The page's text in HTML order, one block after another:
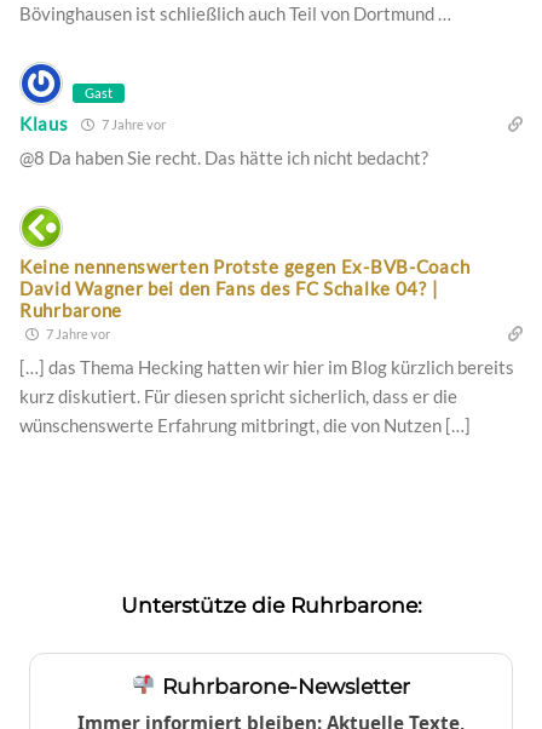
Bövinghausen ist schließlich auch Teil von Dortmund …
Gast
Klaus 7 Jahre vor
@8 Da haben Sie recht. Das hätte ich nicht bedacht?
Keine nennenswerten Protste gegen Ex-BVB-Coach
David Wagner bei den Fans des FC Schalke 04? |
Ruhrbarone
7 Jahre vor
[…] das Thema Hecking hatten wir hier im Blog kürzlich bereits
kurz diskutiert. Für diesen spricht sicherlich, dass er die
wünschenswerte Erfahrung mitbringt, die von Nutzen […]
Unterstütze die Ruhrbarone:
Ruhrbarone-Newsletter
Immer informiert bleiben: Aktuelle Texte,